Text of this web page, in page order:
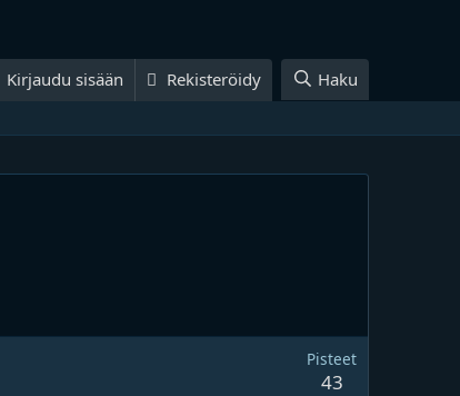
Kirjaudu sisään Rekisteröidy Haku
Pisteet
43